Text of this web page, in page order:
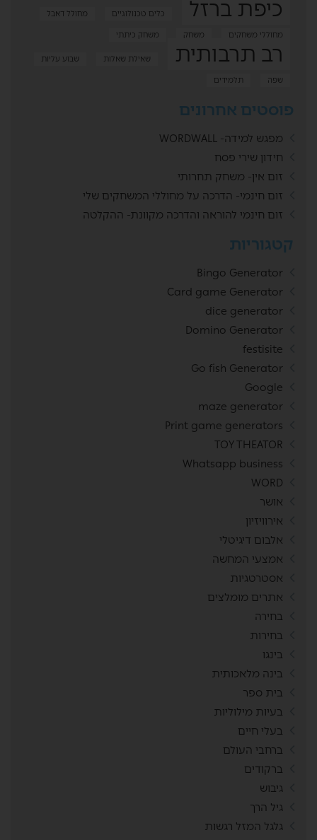
כיפת ברזל כלים טכנולוגיים
מחולל דאבל
מחוללי משחקים
משחק משחק כיתתי
רב תרבותית שאילת שאלות
שבוע עליות
שפה
תלמידים
פוסטים אחרונים
מפגש למידה- WORDWALL
חידון שירי פסח
זום אין- משחק תחרותי
זום חינמי- הדרכה על מחוללי המשחקים שלי
זום חינמי להוראה והדרכה מקוונת- ההקלטה
קטגוריות
Bingo Generator
Card game Generator
dice generator
Domino Generator
festisite
Go fish Generator
Google
maze generator
Print game generators
TOY THEATOR
Whatsapp business
WORD
אושר
אירוויזיון
אלבום דיגיטלי
אמצעי המחשה
אסטרטגיות
אתרים מומלצים
בחירה
בחירות
בינגו
בינה מלאכותית
בית ספר
בעיות מילוליות
בעלי חיים
ברחבי העולם
ברקודים
גיבוש
גיל הרך
גלגל המזל רגשות